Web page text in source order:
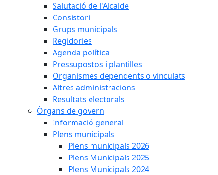
Salutació de l'Alcalde
Consistori
Grups municipals
Regidories
Agenda política
Pressupostos i plantilles
Organismes dependents o vinculats
Altres administracions
Resultats electorals
Òrgans de govern
Informació general
Plens municipals
Plens municipals 2026
Plens Municipals 2025
Plens Municipals 2024